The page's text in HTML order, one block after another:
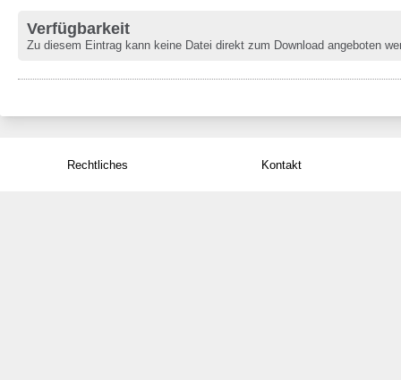
Verfügbarkeit
Zu diesem Eintrag kann keine Datei direkt zum Download angeboten
Rechtliches Kontakt